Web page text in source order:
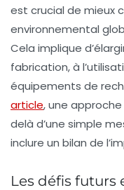
est crucial de mieux
environnemental
Cela implique
fabrication, à
équipements de
article, une
delà d’une simple
inclure un bilan de
Les défis futurs